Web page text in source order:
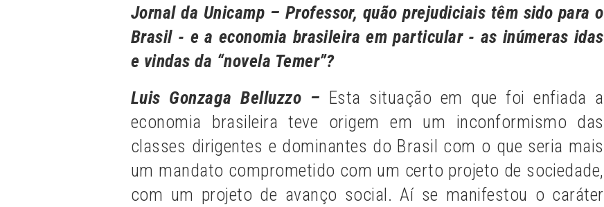
Jornal da Unicamp – Professor, quão prejudiciais têm sido para o
Brasil - e a economia brasileira em particular - as inúmeras idas
e vindas da “novela Temer”?
Luis Gonzaga Belluzzo – Esta situação em que foi enfiada a
economia brasileira teve origem em um inconformismo das
classes dirigentes e dominantes do Brasil com o que seria mais
um mandato comprometido com um certo projeto de sociedade,
com um projeto de avanço social. Aí se manifestou o caráter